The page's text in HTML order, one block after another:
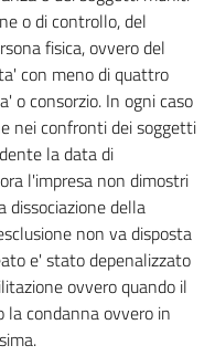
o di controllo, del
fisica, ovvero del
con meno di quattro
o consorzio. In ogni caso
nei confronti dei soggetti
la data di
l'impresa non dimostri
della
non va disposta
e' stato depenalizzato
ovvero quando il
condanna ovvero in